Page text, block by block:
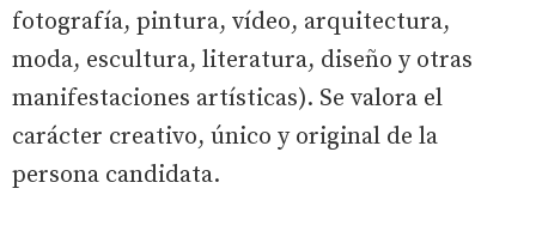
fotografía, pintura, vídeo, arquitectura,
moda, escultura, literatura, diseño y otras
manifestaciones artísticas). Se valora el
carácter creativo, único y original de la
persona candidata.